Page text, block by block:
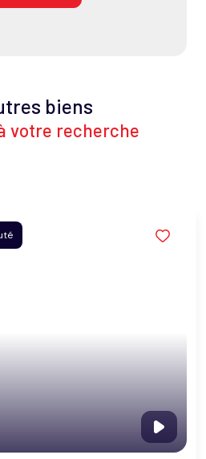
biens
votre recherche